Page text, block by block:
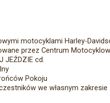
motocyklami Harley-
przez Centrum
JEŹDZIE cd.
Pokoju
we własnym zakresie